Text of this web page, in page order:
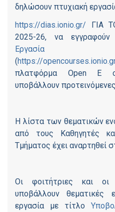
δηλώσουν πτυχιακή
https://dias.ionio.gr/ ΓΙΑ
2025-26, να
Εργασία
(https://
πλατφόρμα Open E
υποβάλλουν
Η λίστα των θεματικών
από τους Καθηγητές
Τμήματος έχει αναρτηθεί
Οι φοιτήτριες και
υποβάλλουν
εργασία με τίτλο